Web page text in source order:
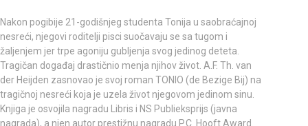
Nakon pogibije 21-godišnjeg studenta Tonija u saobraćajnoj
nesreći, njegovi roditelji pisci suočavaju se sa tugom i
žaljenjem jer trpe agoniju gubljenja svog jedinog deteta.
Tragičan događaj drastičnio menja njihov život. A.F. Th. van
der Heijden zasnovao je svoj roman TONIO (de Bezige Bij) na
tragičnoj nesreći koja je uzela život njegovom jedinom sinu.
Knjiga je osvojila nagradu Libris i NS Publieksprijs (javna
nagrada), a njen autor prestižnu nagradu P.C. Hooft Award.